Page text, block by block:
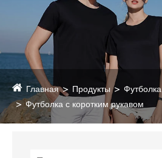
Главная Продукты
Футболка
Футболка с коротким рукавом